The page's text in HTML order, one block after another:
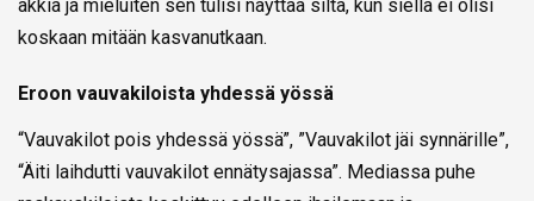
äkkiä ja mieluiten sen tulisi näyttää siltä, kun siellä ei olisi
koskaan mitään kasvanutkaan.
Eroon vauvakiloista yhdessä yössä
“Vauvakilot pois yhdessä yössä”, ”Vauvakilot jäi synnärille”,
“Äiti laihdutti vauvakilot ennätysajassa”. Mediassa puhe